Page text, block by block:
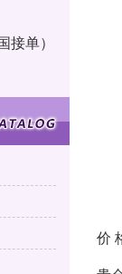
单）
价